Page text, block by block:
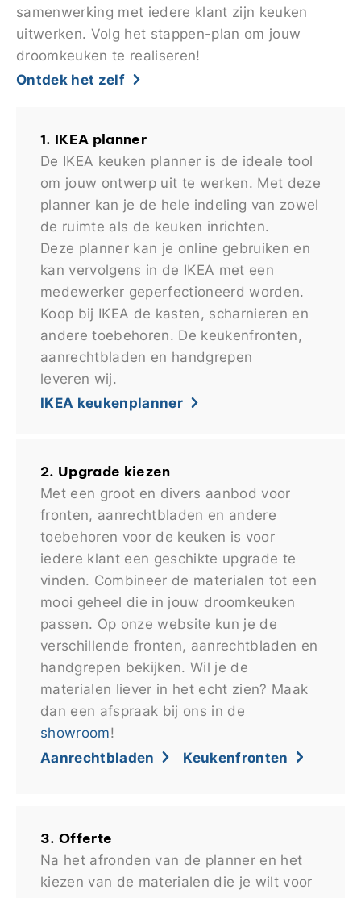
samenwerking met iedere klant zijn keuken
uitwerken. Volg het stappen-plan om jouw
droomkeuken te realiseren!
Ontdek het zelf
1. IKEA planner
De IKEA keuken planner is de ideale tool
om jouw ontwerp uit te werken. Met deze
planner kan je de hele indeling van zowel
de ruimte als de keuken inrichten.
Deze planner kan je online gebruiken en
kan vervolgens in de IKEA met een
medewerker geperfectioneerd worden.
Koop bij IKEA de kasten, scharnieren en
andere toebehoren. De keukenfronten,
aanrechtbladen en handgrepen
leveren wij.
IKEA keukenplanner
2. Upgrade kiezen
Met een groot en divers aanbod voor
fronten, aanrechtbladen en andere
toebehoren voor de keuken is voor
iedere klant een geschikte upgrade te
vinden. Combineer de materialen tot een
mooi geheel die in jouw droomkeuken
passen. Op onze website kun je de
verschillende fronten, aanrechtbladen en
handgrepen bekijken. Wil je de
materialen liever in het echt zien? Maak
dan een afspraak bij ons in de
showroom!
Aanrechtbladen Keukenfronten
3. Offerte
Na het afronden van de planner en het
kiezen van de materialen die je wilt voor